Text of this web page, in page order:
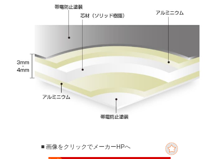
■ 画像をクリックでメーカーHPへ